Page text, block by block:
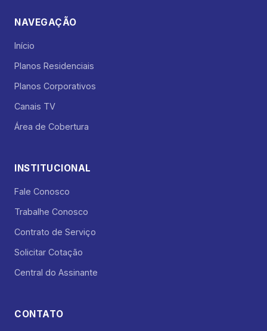
NAVEGAÇÃO
Início
Planos Residenciais
Planos Corporativos
Canais TV
Área de Cobertura
INSTITUCIONAL
Fale Conosco
Trabalhe Conosco
Contrato de Serviço
Solicitar Cotação
Central do Assinante
CONTATO